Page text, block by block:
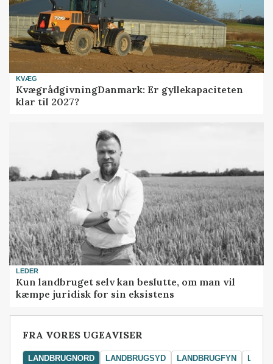
KVÆG
KvægrådgivningDanmark: Er gyllekapaciteten
klar til 2027?
LEDER
Kun landbruget selv kan beslutte, om man vil
kæmpe juridisk for sin eksistens
FRA VORES UGEAVISER
LANDBRUGNORD LANDBRUGSYD LANDBRUGFYN